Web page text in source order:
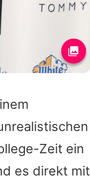
Zeit ein
es direkt mit